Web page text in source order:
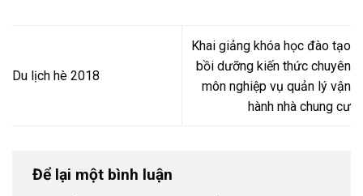
Du lịch hè 2018
Khai giảng khóa học đào tạo
bồi dưỡng kiến thức chuyên
môn nghiệp vụ quản lý vận
hành nhà chung cư
Để lại một bình luận